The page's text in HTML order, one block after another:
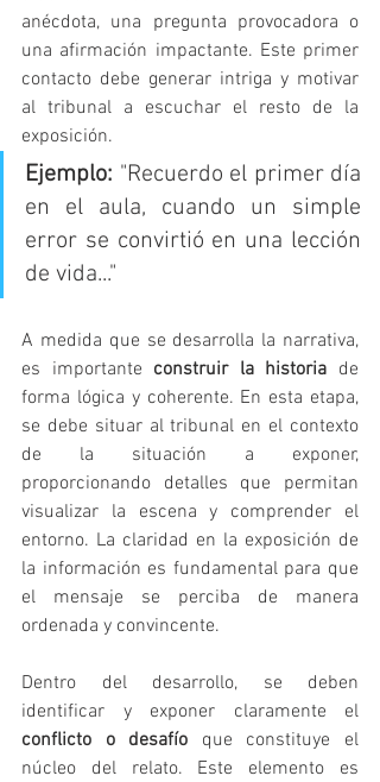
anécdota, una pregunta provocadora o
una afirmación impactante. Este primer
contacto debe generar intriga y motivar
al tribunal a escuchar el resto de la
exposición.
Ejemplo: "Recuerdo el primer día
en el aula, cuando un simple
error se convirtió en una lección
de vida..."
A medida que se desarrolla la narrativa,
es importante construir la historia de
forma lógica y coherente. En esta etapa,
se debe situar al tribunal en el contexto
de la situación a exponer,
proporcionando detalles que permitan
visualizar la escena y comprender el
entorno. La claridad en la exposición de
la información es fundamental para que
el mensaje se perciba de manera
ordenada y convincente.
Dentro del desarrollo, se deben
conflicto o desafío que constituye el
núcleo del relato. Este elemento es